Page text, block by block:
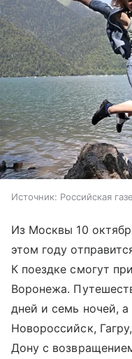
Источник: Российская
Из Москвы 10
этом году
К поездке смогут
Воронежа.
дней и семь ночей,
Новороссийск,
Дону с